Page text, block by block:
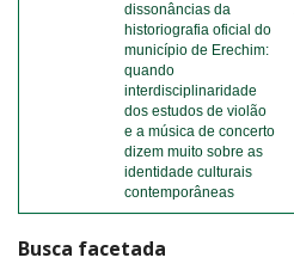
dissonâncias da
historiografia oficial do
município de Erechim:
quando
interdisciplinaridade
dos estudos de violão
e a música de concerto
dizem muito sobre as
identidade culturais
contemporâneas
Busca facetada